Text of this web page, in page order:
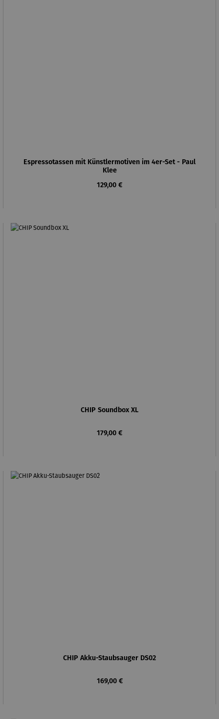
Espressotassen mit Künstlermotiven im 4er-Set - Paul
Klee
Regulärer Preis:
129,00 €
CHIP Soundbox XL
Regulärer Preis:
179,00 €
CHIP Akku-Staubsauger DS02
Regulärer Preis:
169,00 €